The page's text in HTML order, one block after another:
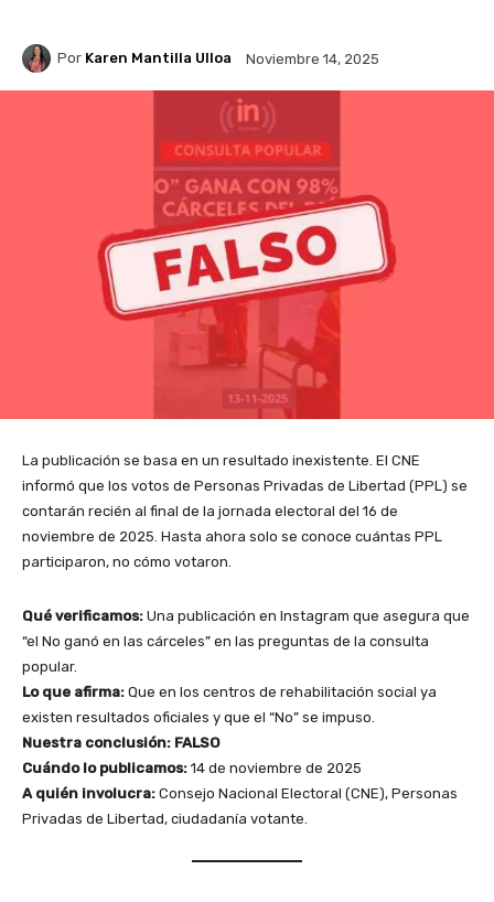
Por Karen Mantilla Ulloa Noviembre 14, 2025
La publicación se basa en un resultado inexistente. El CNE
informó que los votos de Personas Privadas de Libertad (PPL) se
contarán recién al final de la jornada electoral del 16 de
noviembre de 2025. Hasta ahora solo se conoce cuántas PPL
participaron, no cómo votaron.
Qué verificamos: Una publicación en Instagram que asegura que
“el No ganó en las cárceles” en las preguntas de la consulta
popular.
Lo que afirma: Que en los centros de rehabilitación social ya
existen resultados oficiales y que el “No” se impuso.
Nuestra conclusión: FALSO
Cuándo lo publicamos: 14 de noviembre de 2025
A quién involucra: Consejo Nacional Electoral (CNE), Personas
Privadas de Libertad, ciudadanía votante.